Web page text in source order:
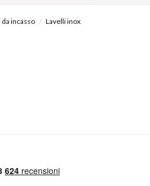
incasso Lavelli inox